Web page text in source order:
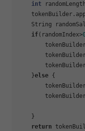
int
String
if(randomIndex>
    }
else {
    }
return